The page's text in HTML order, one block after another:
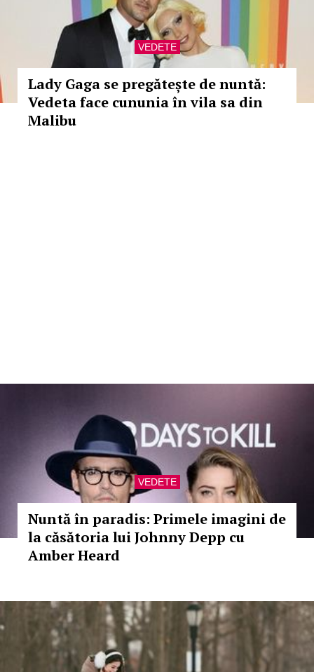
VEDETE
Lady Gaga se pregătește de nuntă:
Vedeta face cununia în vila sa din
Malibu
VEDETE
Nuntă în paradis: Primele imagini de
la căsătoria lui Johnny Depp cu
Amber Heard